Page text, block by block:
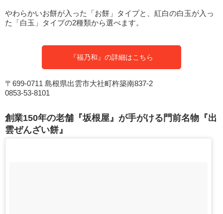
やわらかいお餅が入った「お餅」タイプと、紅白の白玉が入っ
た「白玉」タイプの2種類から選べます。
『福乃和』の詳細はこちら
〒699-0711 島根県出雲市大社町杵築南837-2
0853-53-8101
創業150年の老舗『坂根屋』が手がける門前名物『出
雲ぜんざい餅』